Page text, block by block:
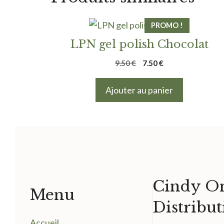
PROMO !
LPN gel polish Chocolat
9.50€
Le
initial
7.50€Le
actuel
Ajouter au panier
Menu
Cindy